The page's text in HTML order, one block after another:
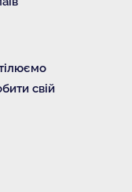
свій